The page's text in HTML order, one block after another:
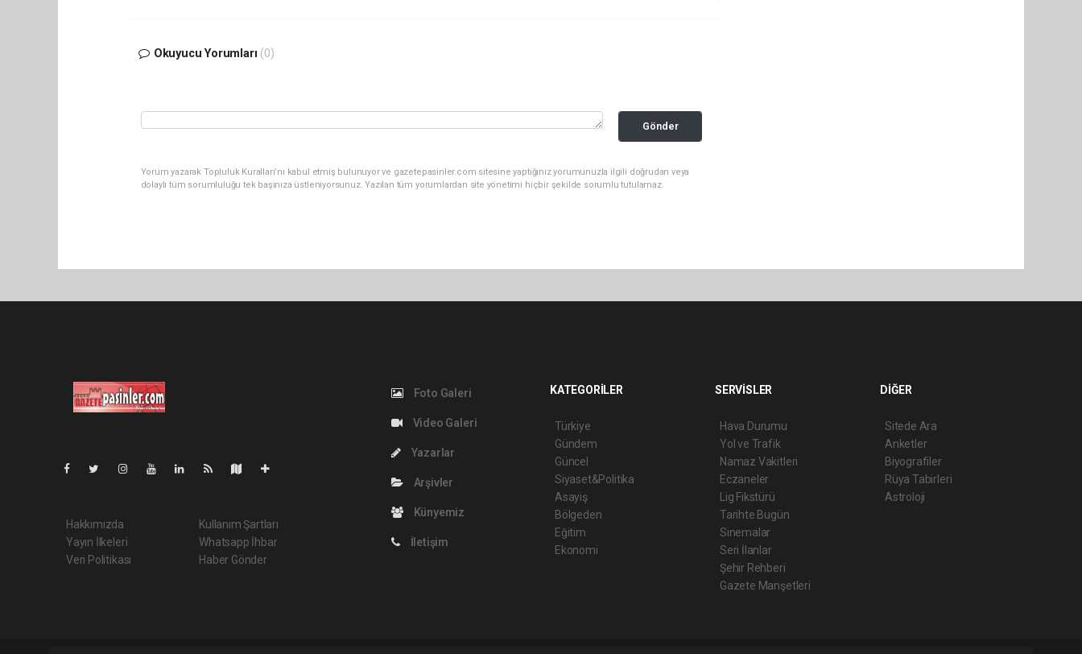
Okuyucu Yorumları (0)
Gönder
Yorum yazarak Topluluk Kuralları’nı kabul etmiş bulunuyor ve gazetepasinler.com sitesine yaptığınız yorumunuzla ilgili doğrudan veya
dolaylı tüm sorumluluğu tek başınıza üstleniyorsunuz. Yazılan tüm yorumlardan site yönetimi hiçbir şekilde sorumlu tutulamaz.
Hakkımızda
Yayın İlkeleri
Veri Politikası
Kullanım Şartları
Whatsapp İhbar
Haber Gönder
Foto Galeri
Video Galeri
Yazarlar
Arşivler
Künyemiz
İletişim
KATEGORİLER
Türkiye
Gündem
Güncel
Siyaset&Politika
Asayiş
Bölgeden
Eğitim
Ekonomi
SERVİSLER
Hava Durumu
Yol ve Trafik
Namaz Vakitleri
Eczaneler
Lig Fikstürü
Tarihte Bugün
Sinemalar
Seri İlanlar
Şehir Rehberi
Gazete Manşetleri
DİĞER
Sitede Ara
Anketler
Biyografiler
Rüya Tabirleri
Astroloji